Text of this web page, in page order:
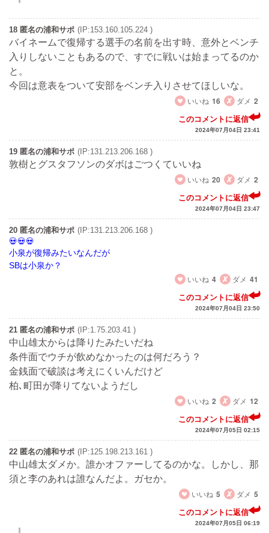
18 匿名の浦和サポ (IP:153.160.105.224 )
バイネームで復帰する選手の名前を出す時、意外とベンチ
入りしないこともあるので、すでに戦いは始まってるのか
と。
今回は意表をついて安部をベンチ入りさせてほしいな。
いいね 16 ダメ 2
このコメントに返信
2024年07月04日 23:41
19 匿名の浦和サポ (IP:131.213.206.168 )
敦樹とグスタフソンのダボはごつくていいね
いいね 20 ダメ 2
このコメントに返信
2024年07月04日 23:47
20 匿名の浦和サポ (IP:131.213.206.168 )
小泉が復帰みたいなんだが
SBは小泉か？
いいね 4 ダメ 41
このコメントに返信
2024年07月04日 23:50
21 匿名の浦和サポ (IP:1.75.203.41 )
中山雄太からは降りたみたいだね
条件面でウチが飲めなかったのは何だろう？
金銭面で破談は考えにくいんだけど
柏､町田が降りてないようだし
いいね 2 ダメ 12
このコメントに返信
2024年07月05日 02:15
22 匿名の浦和サポ (IP:125.198.213.161 )
中山雄太ダメか。誰かオファーしてるのかな。しかし、那
須と李のあれは誰なんだよ。ガセか。
いいね 5 ダメ 5
このコメントに返信
2024年07月05日 06:19